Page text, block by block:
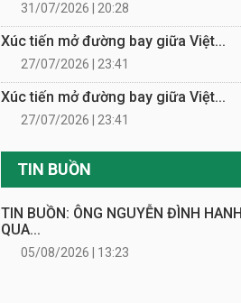
31/07/2026 | 20:28
Xúc tiến mở đường bay giữa Việt...
27/07/2026 | 23:41
Xúc tiến mở đường bay giữa Việt...
27/07/2026 | 23:41
TIN BUỒN
TIN BUỒN: ÔNG NGUYỄN ĐÌNH HANH
QUA...
05/08/2026 | 13:23